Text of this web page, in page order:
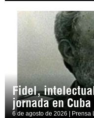
Fidel,
jornada en Cuba
6 de agosto de 2026 | Prensa